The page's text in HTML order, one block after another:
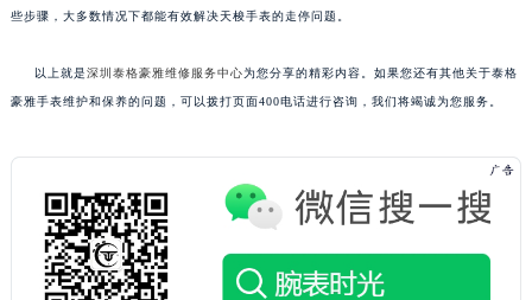
些步骤，大多数情况下都能有效解决天梭手表的走停问题。
以上就是深圳泰格豪雅维修服务中心为您分享的精彩内容。如果您还有其他关于泰格
豪雅手表维护和保养的问题，可以拨打页面400电话进行咨询，我们将竭诚为您服务。